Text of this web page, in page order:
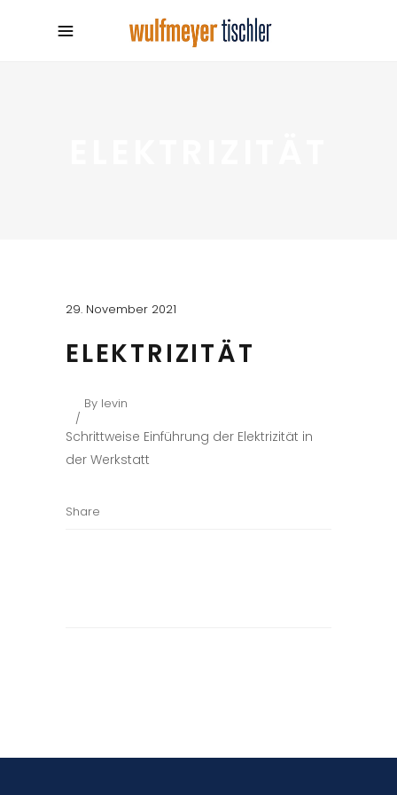
29. November 2021
ELEKTRIZITÄT
By levin
Schrittweise Einführung der Elektrizität in
der Werkstatt
Share